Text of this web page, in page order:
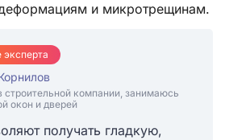
и микротрещинам.
строительной компании, занимаюсь
окон и дверей
получать гладкую,